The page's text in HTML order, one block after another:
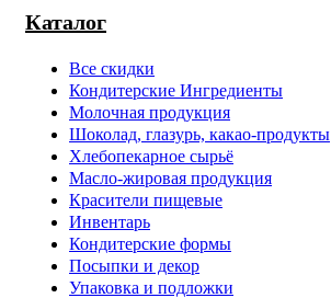
Каталог
Все скидки
Кондитерские Ингредиенты
Молочная продукция
Шоколад, глазурь, какао-продукты
Хлебопекарное сырьё
Масло-жировая продукция
Красители пищевые
Инвентарь
Кондитерские формы
Посыпки и декор
Упаковка и подложки